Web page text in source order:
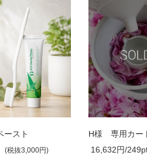
ースト
(税抜3,000円)
H様 専用カー
16,632円/